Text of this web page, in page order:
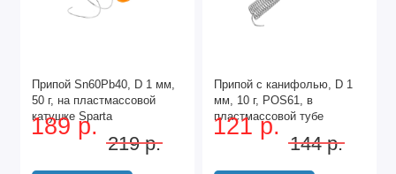
Припой Sn60Pb40, D 1 мм,
50 г, на пластмассовой
катушке Sparta
189 р.
219 р.
Припой с канифолью, D 1
мм, 10 г, POS61, в
пластмассовой тубе
Сибртех
121 р.
144 р.